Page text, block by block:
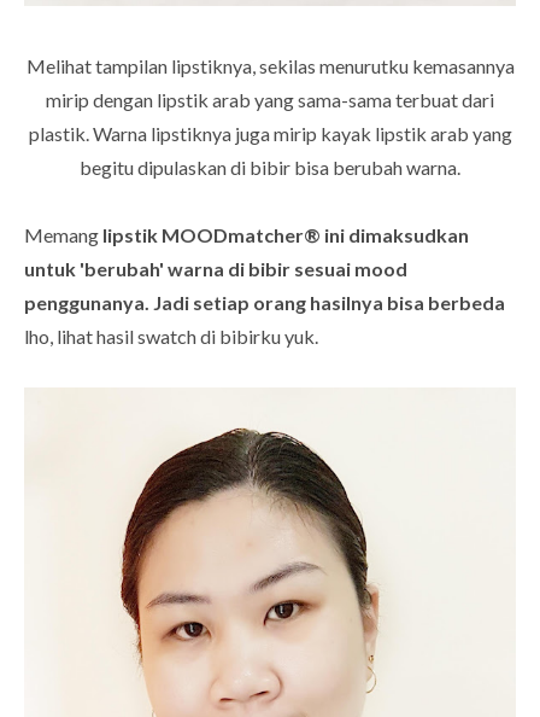
Melihat tampilan lipstiknya, sekilas menurutku kemasannya
mirip dengan lipstik arab yang sama-sama terbuat dari
plastik. Warna lipstiknya juga mirip kayak lipstik arab yang
begitu dipulaskan di bibir bisa berubah warna.
Memang lipstik MOODmatcher® ini dimaksudkan
untuk 'berubah' warna di bibir sesuai mood
penggunanya. Jadi setiap orang hasilnya bisa berbeda
lho, lihat hasil swatch di bibirku yuk.